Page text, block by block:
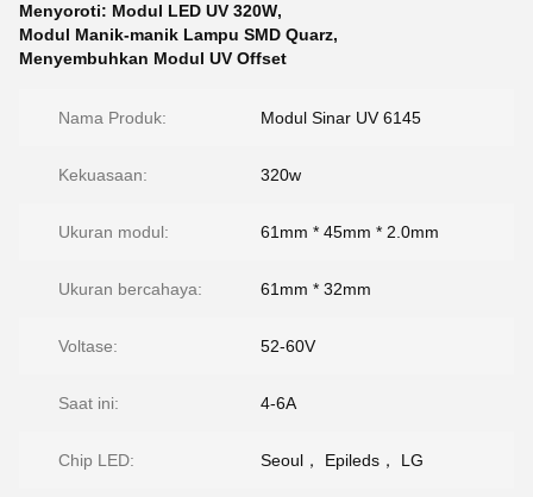
Menyoroti: Modul LED UV 320W,
Modul Manik-manik Lampu SMD Quarz,
Menyembuhkan Modul UV Offset
Nama Produk: Modul Sinar UV 6145
Kekuasaan: 320w
Ukuran modul: 61mm * 45mm * 2.0mm
Ukuran bercahaya: 61mm * 32mm
Voltase: 52-60V
Saat ini: 4-6A
Chip LED: Seoul， Epileds， LG